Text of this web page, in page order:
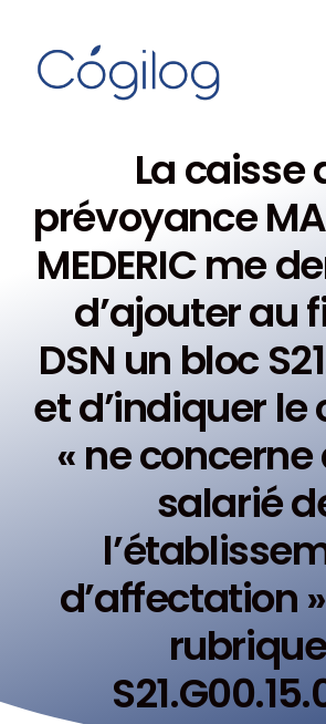
La caisse
prévoyance
MEDERIC me
d’ajouter au
DSN un bloc
et d’indiquer le
« ne
salarié
d’affectation
rubrique